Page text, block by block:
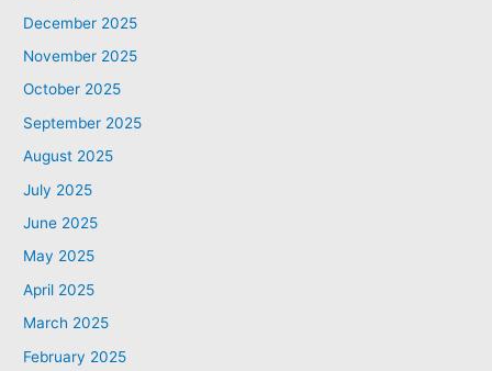
December 2025
November 2025
October 2025
September 2025
August 2025
July 2025
June 2025
May 2025
April 2025
March 2025
February 2025